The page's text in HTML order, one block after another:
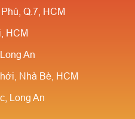
Q.7, HCM
HCM
An
Nhà Bè, HCM
Long An